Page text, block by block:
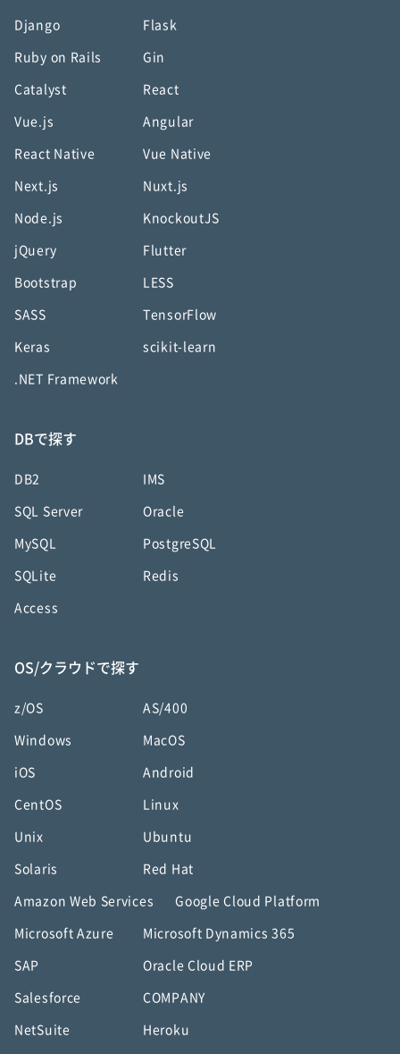
Django Flask
Ruby on Rails Gin
Catalyst React
Vue.js Angular
React Native Vue Native
Next.js Nuxt.js
Node.js KnockoutJS
jQuery Flutter
Bootstrap LESS
SASS TensorFlow
Keras scikit-learn
.NET Framework
DBで探す
DB2 IMS
SQL Server Oracle
MySQL PostgreSQL
SQLite Redis
Access
OS/クラウドで探す
z/OS AS/400
Windows MacOS
iOS Android
CentOS Linux
Unix Ubuntu
Solaris Red Hat
Amazon Web Services Google Cloud Platform
Microsoft Azure Microsoft Dynamics 365
SAP Oracle Cloud ERP
Salesforce COMPANY
NetSuite Heroku